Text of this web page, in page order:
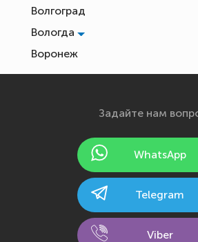
Волгоград
Вологда
Воронеж
Екатеринбург
Йошкар-Ола
Калининград
Кемерово
Задайте нам
WhatsApp
Telegram
Viber